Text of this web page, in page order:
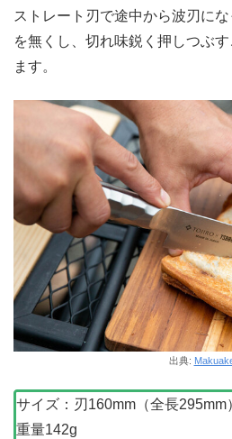
ストレート刃で途中から波刃に
を無くし、切れ味鋭く押しつぶ
ます。
出典:
サイズ：刃160mm（全長295mm
重量142g